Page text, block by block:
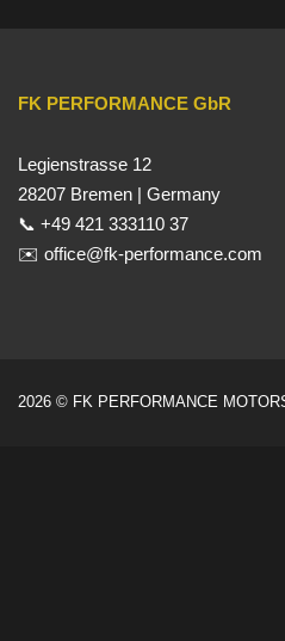
FK PERFORMANCE GbR
Legienstrasse 12
28207 Bremen | Germany
📞 +49 421 333110 37
✉️ office@fk-performance.com
2026 © FK PERFORMANCE